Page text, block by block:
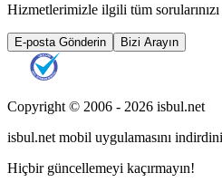
Hizmetlerimizle ilgili tüm sorularınızı
E-posta Gönderin Bizi Arayın
Copyright © 2006 - 2026 isbul.net
isbul.net mobil uygulamasını
Hiçbir güncellemeyi kaçırmayın!